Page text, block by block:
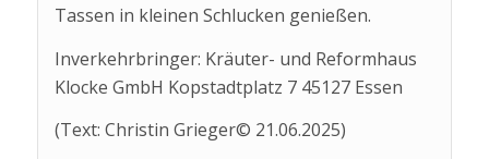
Tassen in kleinen Schlucken genießen.
Inverkehrbringer: Kräuter- und Reformhaus
Klocke GmbH Kopstadtplatz 7 45127 Essen
(Text: Christin Grieger© 21.06.2025)